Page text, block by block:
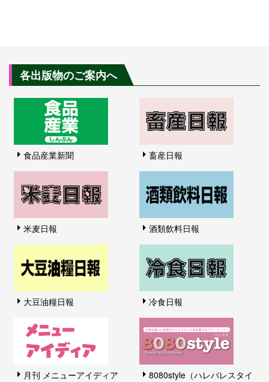
各出版物のご案内へ
食品産業新聞 畜産日報
米麦日報 酒類飲料日報
大豆油糧日報 冷食日報
月刊 メニューアイディア
8080style（ハレバレスタイ